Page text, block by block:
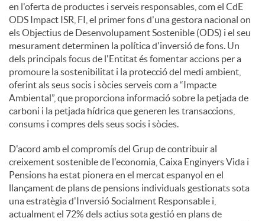
en l'oferta de productes i serveis responsables, com el CdE
ODS Impact ISR, FI, el primer fons d'una gestora nacional on
els Objectius de Desenvolupament Sostenible (ODS) i el seu
mesurament determinen la política d'inversió de fons. Un
dels principals focus de l'Entitat és fomentar accions per a
promoure la sostenibilitat i la protecció del medi ambient,
oferint als seus socis i sòcies serveis com a “Impacte
Ambiental”, que proporciona informació sobre la petjada de
carboni i la petjada hídrica que generen les transaccions,
consums i compres dels seus socis i sòcies.
D'acord amb el compromís del Grup de contribuir al
creixement sostenible de l'economia, Caixa Enginyers Vida i
Pensions ha estat pionera en el mercat espanyol en el
llançament de plans de pensions individuals gestionats sota
una estratègia d'Inversió Socialment Responsable i,
actualment el 72% dels actius sota gestió en plans de